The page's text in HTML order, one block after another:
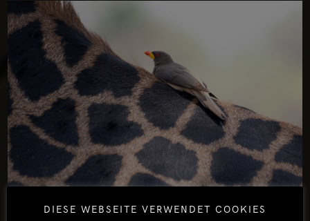
DIESE WEBSEITE VERWENDET COOKIES